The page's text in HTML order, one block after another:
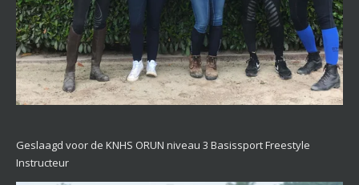
Geslaagd voor de KNHS ORUN niveau 3 Basissport Freestyle
Instructeur